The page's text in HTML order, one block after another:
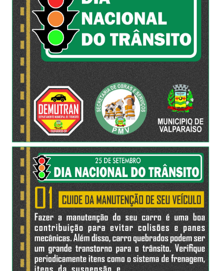
Serviços Online
Telefones Úteis
Jornal
Agenda
SIC
Notícias